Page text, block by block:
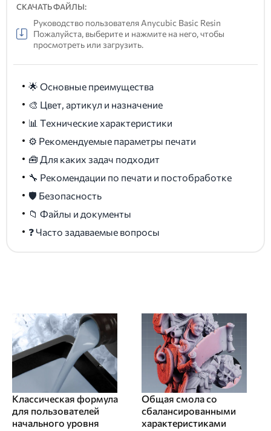
СКАЧАТЬ ФАЙЛЫ:
Руководство пользователя Anycubic Basic Resin
Пожалуйста, выберите и нажмите на него, чтобы
просмотреть или загрузить.
🌟 Основные преимущества
🎨 Цвет, артикул и назначение
📊 Технические характеристики
⚙️ Рекомендуемые параметры печати
🧰 Для каких задач подходит
🔧 Рекомендации по печати и постобработке
🛡️ Безопасность
📁 Файлы и документы
❓ Часто задаваемые вопросы
Классическая формула
для пользователей
начального уровня
Общая смола со
сбалансированными
характеристиками